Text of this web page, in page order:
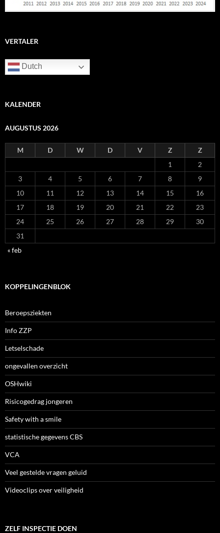
VERTALER
Dutch
KALENDER
AUGUSTUS 2026
M D W D V Z
Z
1
2
3
4 5 6 7 8
9
10
11 12 13 14 15
16
17
18 19 20 21 22
23
24
25 26 27 28 29
30
31
« feb
KOPPELINGENBLOK
Beroepsziekten
Info ZZP
Letselschade
ongevallen overzicht
OSHwiki
Risicogedrag jongeren
Safety with a smile
statistische gegevens CBS
VCA
Veel gestelde vragen geluid
Videoclips over veiligheid
ZELF INSPECTIE DOEN